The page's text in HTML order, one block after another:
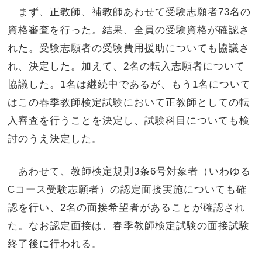
まず、正教師、補教師あわせて受験志願者73名の
資格審査を行った。結果、全員の受験資格が確認さ
れた。受験志願者の受験費用援助についても協議さ
れ、決定した。加えて、2名の転入志願者について
協議した。1名は継続中であるが、もう1名について
はこの春季教師検定試験において正教師としての転
入審査を行うことを決定し、試験科目についても検
討のうえ決定した。
あわせて、教師検定規則3条6号対象者（いわゆる
Cコース受験志願者）の認定面接実施についても確
認を行い、2名の面接希望者があることが確認され
た。なお認定面接は、春季教師検定試験の面接試験
終了後に行われる。